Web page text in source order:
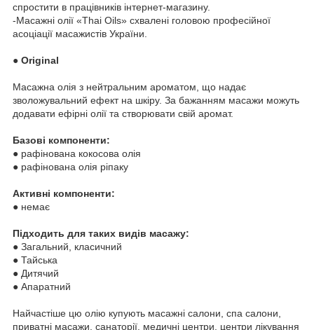
спростити в працівників інтернет-магазину.
-Масажні олії «Thai Oils» схвалені головою професійної
асоціації масажистів України.
● Original
Масажна олія з нейтральним ароматом, що надає
зволожувальний ефект на шкіру. За бажанням масажи можуть
додавати ефірні олії та створювати свій аромат.
Базові компоненти:
● рафінована кокосова олія
● рафінована олія ріпаку
Активні компоненти:
● немає
Підходить для таких видів масажу:
● Загальний, класичний
● Тайська
● Дитячий
● Апаратний
Найчастіше цю олію купують масажні салони, спа салони,
приватні масажи, санаторії, медичні центри, центри лікування